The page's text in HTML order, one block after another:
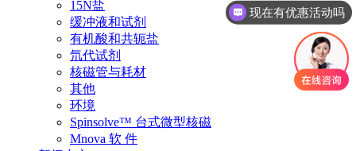
15N盐
缓冲液和试剂
有机酸和共轭盐
氘代试剂
核磁管与耗材
其他
环境
Spinsolve™ 台式微型核磁
Mnova 软 件
现在有优惠活动吗